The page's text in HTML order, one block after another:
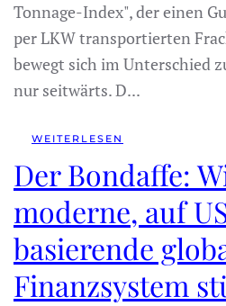
Tonnage-Index", der einen
per LKW transportierten
bewegt sich im Unterschied
nur seitwärts. D...
WEITERLESEN
Der Bondaffe:
moderne, auf
basierende
Finanzsystem